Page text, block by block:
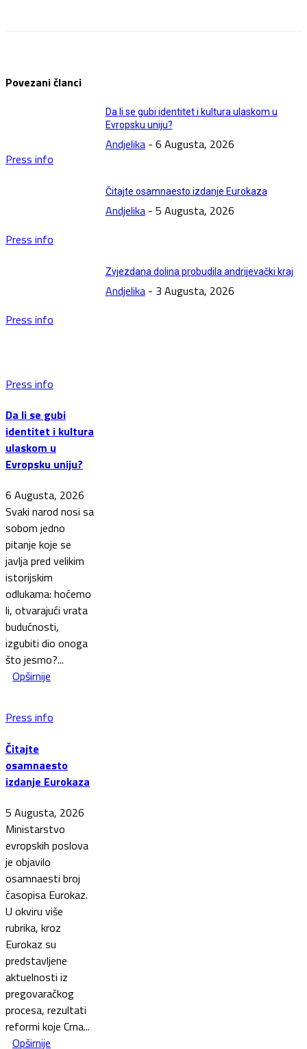
Povezani članci
Press info
Da li se gubi identitet i kultura ulaskom u
Evropsku uniju?
Andjelika - 6 Augusta, 2026
Press info
Čitajte osamnaesto izdanje Eurokaza
Andjelika - 5 Augusta, 2026
Press info
Zvjezdana dolina probudila andrijevački kraj
Andjelika - 3 Augusta, 2026
Press info
Da li se gubi
identitet i kultura
ulaskom u
Evropsku uniju?
6 Augusta, 2026
Svaki narod nosi sa
sobom jedno
pitanje koje se
javlja pred velikim
istorijskim
odlukama: hoćemo
li, otvarajući vrata
budućnosti,
izgubiti dio onoga
što jesmo?...
Opširnije
Press info
Čitajte
osamnaesto
izdanje Eurokaza
5 Augusta, 2026
Ministarstvo
evropskih poslova
je objavilo
osamnaesti broj
časopisa Eurokaz.
U okviru više
rubrika, kroz
Eurokaz su
predstavljene
aktuelnosti iz
pregovaračkog
procesa, rezultati
reformi koje Crna...
Opširnije